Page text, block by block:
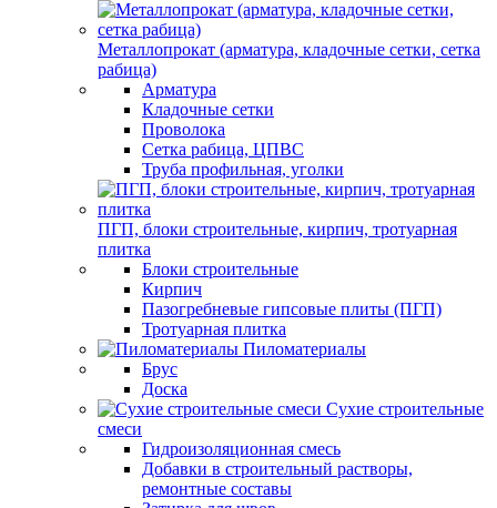
Металлопрокат (арматура, кладочные сетки, сетка
рабица)
Арматура
Кладочные сетки
Проволока
Сетка рабица, ЦПВС
Труба профильная, уголки
ПГП, блоки строительные, кирпич, тротуарная
плитка
Блоки строительные
Кирпич
Пазогребневые гипсовые плиты (ПГП)
Тротуарная плитка
Пиломатериалы
Брус
Доска
Сухие строительные
смеси
Гидроизоляционная смесь
Добавки в строительный растворы,
ремонтные составы